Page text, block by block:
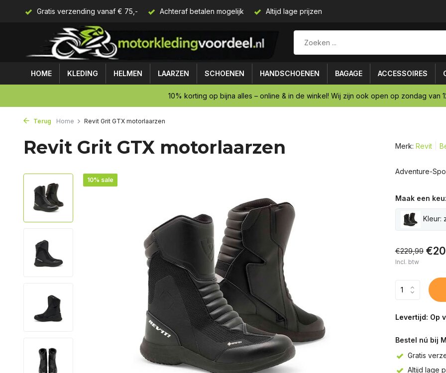
Gratis verzending vanaf € 75,- Achteraf betalen mogelijk Altijd lage prijzen
HOME KLEDING HELMEN LAARZEN SCHOENEN HANDSCHOENEN BAGAGE ACCESSOIRES
10% korting op bijna alles – online & in de winkel! Wij zijn ook open op zondag van
Terug Home Revit Grit GTX motorlaarzen
Revit Grit GTX motorlaarzen
10% sale
Merk: Revit
Adventure-
Maak een
Kleur:
€229,99
Incl. btw
Levertijd: Op
Bestel nú bij
Gratis
Altijd lage